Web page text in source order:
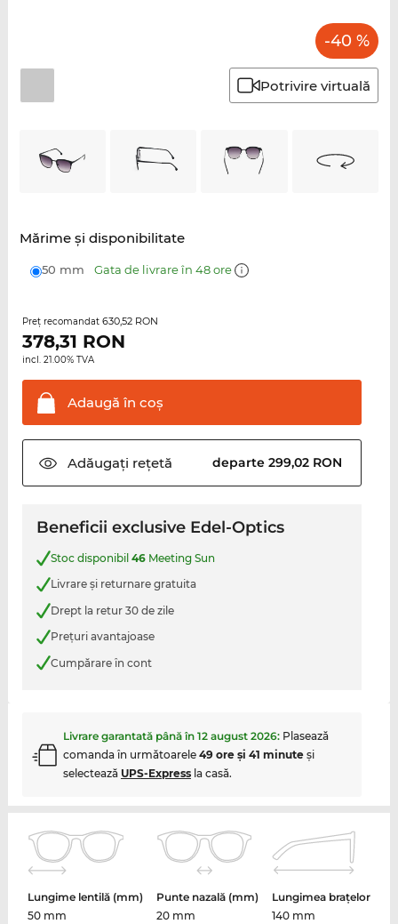
-40 %
Potrivire virtuală
Mărime şi disponibilitate
50 mm Gata de livrare în 48 ore
Preţ recomandat 630,52 RON
378,31 RON
incl. 21.00% TVA
Adaugă în coş
Adăugați rețetă departe 299,02 RON
Beneficii exclusive Edel-Optics
Stoc disponibil 46Meeting Sun
Livrare şi returnare gratuita
Drept la retur 30 de zile
Preţuri avantajoase
Cumpărare în cont
Livrare garantată până în 12 august 2026: Plasează
comanda în următoarele 49 ore şi 41 minuteşi
selectează UPS-Expressla casă.
Lungime lentilă (mm)
50 mm
Punte nazală (mm)
20 mm
Lungimea brațelor
140 mm